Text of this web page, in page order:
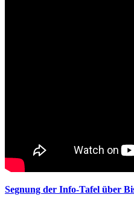
Segnung der Info-Tafel über